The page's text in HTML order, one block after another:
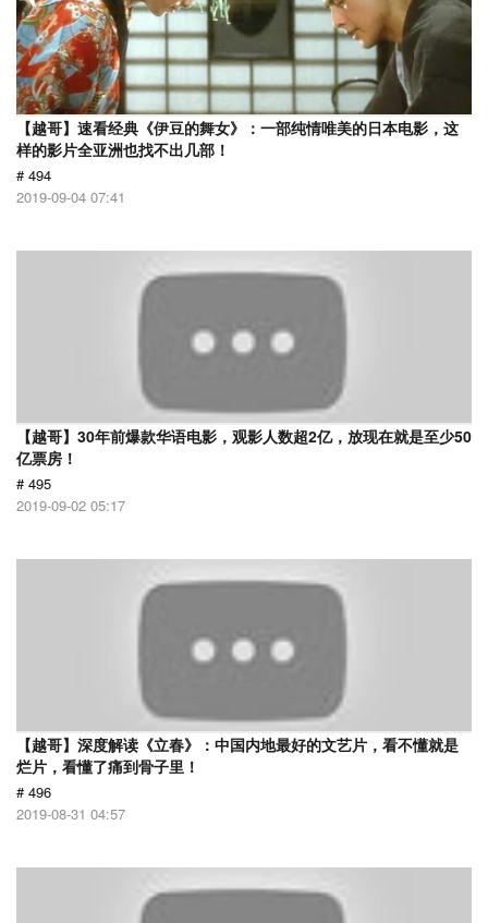
【越哥】速看经典《伊豆的舞女》：一部纯情唯美的日本电影，这
样的影片全亚洲也找不出几部！
# 494
2019-09-04 07:41
【越哥】30年前爆款华语电影，观影人数超2亿，放现在就是至少50
亿票房！
# 495
2019-09-02 05:17
【越哥】深度解读《立春》：中国内地最好的文艺片，看不懂就是
烂片，看懂了痛到骨子里！
# 496
2019-08-31 04:57